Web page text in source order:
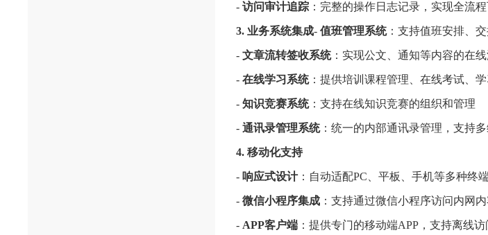
- 访问审计追踪 ：完整的操作日志记录，实现全流
3. 业务系统集成- 值班管理系统：支持值班安排、
- 文章流转签收系统：实现公文、通知等内容的在
- 在线学习系统：提供培训课程管理、在线考试、
- 知识竞赛系统：支持在线知识竞赛的组织和管理
- 通讯录管理系统：统一的内部通讯录管理，支持
4. 移动化支持
- 响应式设计：自动适配PC、平板、手机等多种终
- 微信小程序集成 ：支持通过微信小程序访问内网
- APP客户端 ：提供专门的移动端APP，支持离线